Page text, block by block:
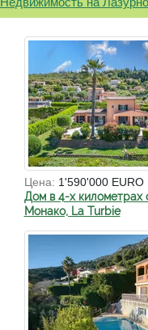
Цена: 1'590'000 EURO
Дом в 4-х километрах
Монако, La Turbie